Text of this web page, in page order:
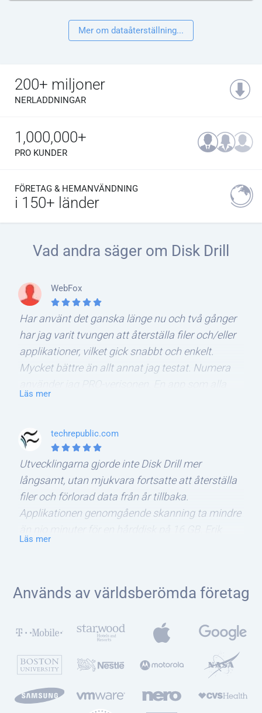
Mer om dataåterställning...
200+ miljoner
NERLADDNINGAR
1,000,000+
PRO KUNDER
FÖRETAG & HEMANVÄNDNING
i 150+ länder
Vad andra säger om Disk Drill
WebFox
Har använt det ganska länge nu och två gånger
har jag varit tvungen att återställa filer och/eller
applikationer, vilket gick snabbt och enkelt.
Mycket bättre än allt annat jag testat. Numera
använder jag PRO-verisonen. En app som alla
behöver.
Läs mer
techrepublic.com
Utvecklingarna gjorde inte Disk Drill mer
långsamt, utan mjukvara fortsatte att återställa
filer och förlorad data från år tillbaka.
Applikationen genomgående skanning ta mindre
än nio minuter för en hårddisk på 16 GB. Erik
Eckel
Läs mer
Används av världsberömda företag